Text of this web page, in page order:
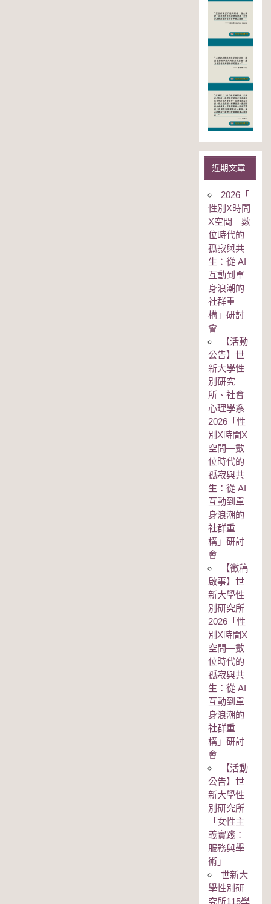
近期文章
2026「
性別Χ時間
Χ空間—數
位時代的
孤寂與共
生：從 AI
互動到單
身浪潮的
社群重
構」研討
會
【活動
公告】世
新大學性
別研究
所、社會
心理學系
2026「性
別Χ時間Χ
空間—數
位時代的
孤寂與共
生：從 AI
互動到單
身浪潮的
社群重
構」研討
會
【徵稿
啟事】世
新大學性
別研究所
2026「性
別Χ時間Χ
空間—數
位時代的
孤寂與共
生：從 AI
互動到單
身浪潮的
社群重
構」研討
會
【活動
公告】世
新大學性
別研究所
「女性主
義實踐：
服務與學
術」
世新大
學性別研
究所115學